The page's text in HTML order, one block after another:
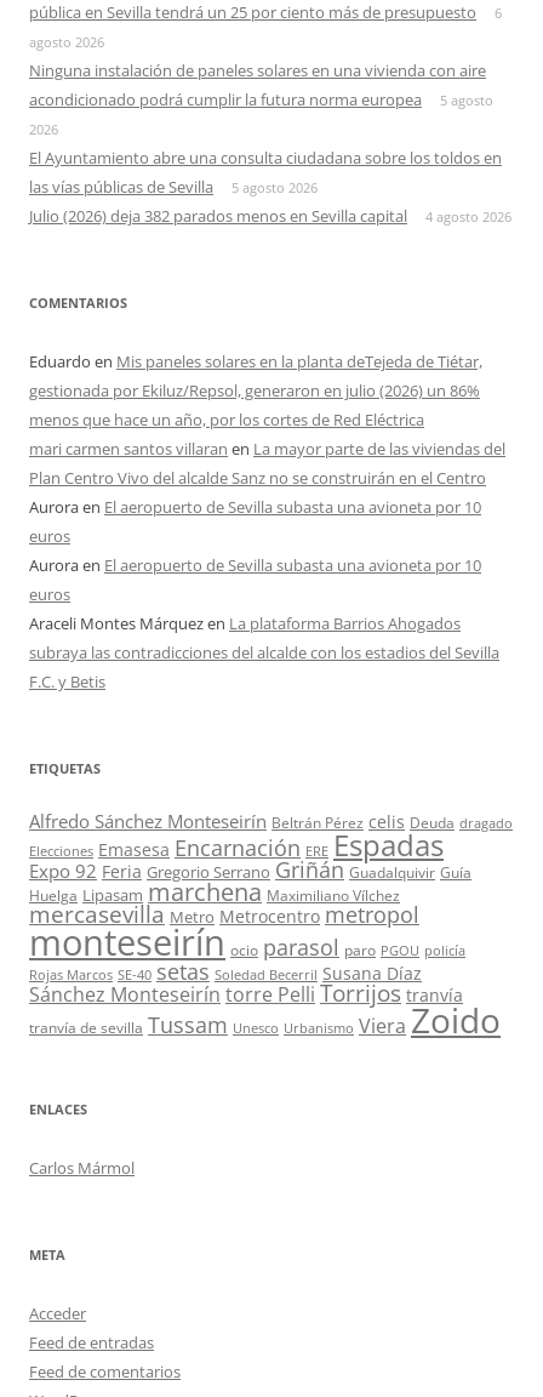
pública en Sevilla tendrá un 25 por ciento más de presupuesto
6
agosto 2026
Ninguna instalación de paneles solares en una vivienda con aire
acondicionado podrá cumplir la futura norma europea
5 agosto
2026
El Ayuntamiento abre una consulta ciudadana sobre los toldos en
las vías públicas de Sevilla
5 agosto 2026
Julio (2026) deja 382 parados menos en Sevilla capital 4 agosto 2026
COMENTARIOS
Eduardo en Mis paneles solares en la planta deTejeda de Tiétar,
gestionada por Ekiluz/Repsol, generaron en julio (2026) un 86%
menos que hace un año, por los cortes de Red Eléctrica
mari carmen santos villaran en La mayor parte de las viviendas del
Plan Centro Vivo del alcalde Sanz no se construirán en el Centro
Auroraen El aeropuerto de Sevilla subasta una avioneta por 10
euros
Auroraen El aeropuerto de Sevilla subasta una avioneta por 10
euros
Araceli Montes Márquezen La plataforma Barrios Ahogados
subraya las contradicciones del alcalde con los estadios del Sevilla
F.C. y Betis
ETIQUETAS
Alfredo Sánchez Monteseirín Beltrán Pérez celis Deuda dragado
Elecciones Emasesa Encarnación ERE Espadas
Expo 92 Feria Gregorio Serrano Griñán Guadalquivir Guía
Huelga Lipasam marchena Maximiliano Vílchez
mercasevilla Metro Metrocentro metropol
monteseirín ocio parasol paro PGOU policía
Rojas Marcos SE-40 setas Soledad Becerril Susana Díaz
Sánchez Monteseirín torre Pelli Torrijos tranvía
tranvía de sevilla Tussam Unesco Urbanismo Viera Zoido
ENLACES
Carlos Mármol
META
Acceder
Feed de entradas
Feed de comentarios